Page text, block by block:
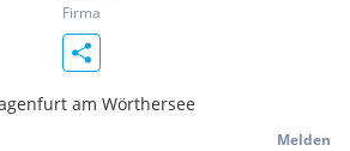
Firma
am Wörthersee
Melden